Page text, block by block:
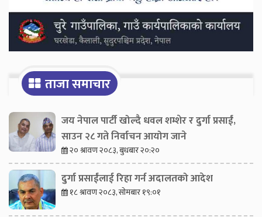
ताजा समाचार
जय नेपाल पार्टी खोल्दै धवल शम्शेर र दुर्गा प्रसाईं,
साउन २८ गते निर्वाचन आयोग जाने
२० श्रावण २०८३, बुधबार २०:२०
दुर्गा प्रसाईंलाई रिहा गर्न अदालतको आदेश
१८ श्रावण २०८३, सोमबार १९:०१